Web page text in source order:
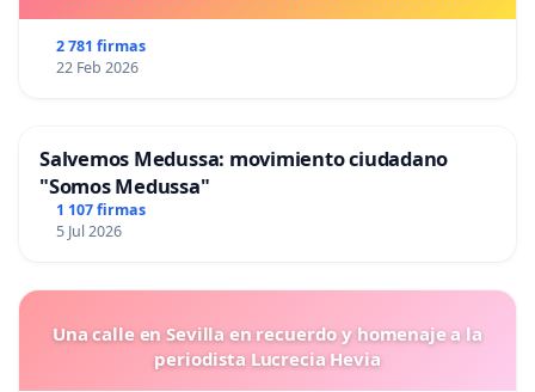
2 781 firmas
22 Feb 2026
Salvemos Medussa: movimiento ciudadano
"Somos Medussa"
1 107 firmas
5 Jul 2026
Una calle en Sevilla en recuerdo y homenaje a la
periodista Lucrecia Hevia